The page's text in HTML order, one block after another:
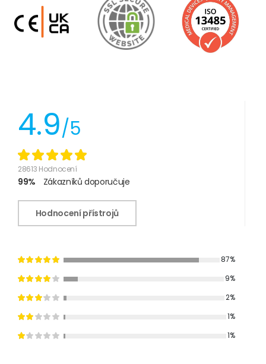
4.9/5
28613 Hodnocení
99% Zákazníků doporučuje
Hodnocení přístrojů
87%
9%
2%
1%
1%